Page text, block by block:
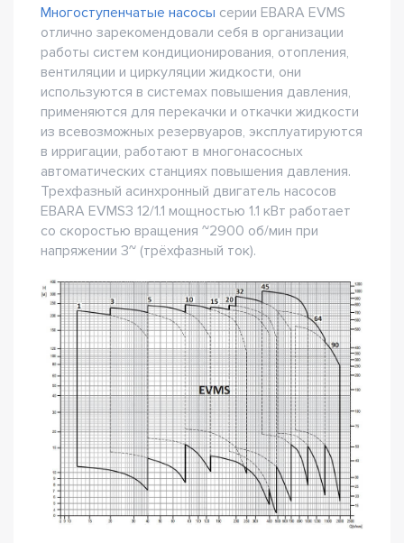
Многоступенчатые насосы серии EBARA EVMS
отлично зарекомендовали себя в организации
работы систем кондиционирования, отопления,
вентиляции и циркуляции жидкости, они
используются в системах повышения давления,
применяются для перекачки и откачки жидкости
из всевозможных резервуаров, эксплуатируются
в ирригации, работают в многонасосных
автоматических станциях повышения давления.
Трехфазный асинхронный двигатель насосов
EBARA EVMS3 12/1.1 мощностью 1.1 кВт работает
со скоростью вращения ~2900 об/мин при
напряжении 3~ (трёхфазный ток).